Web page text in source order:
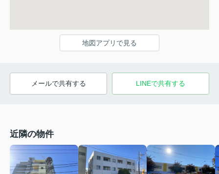
地図アプリで見る
メールで共有する LINEで共有する
近隣の物件